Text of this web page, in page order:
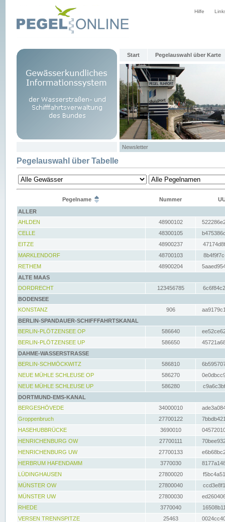
Hilfe
Start Pegelauswahl über Karte
Newsletter
Pegelauswahl über Tabelle
Pegelname Nummer
ALLER
AHLDEN
48900102
CELLE
48300105
EITZE
48900237
MARKLENDORF
48700103
RETHEM
48900204
ALTE MAAS
DORDRECHT
123456785
BODENSEE
KONSTANZ
906
BERLIN-SPANDAUER-SCHIFFFAHRTSKANAL
BERLIN-PLÖTZENSEE OP
586640
BERLIN-PLÖTZENSEE UP
586650
DAHME-WASSERSTRASSE
BERLIN-SCHMÖCKWITZ
586810
NEUE MÜHLE SCHLEUSE OP
586270
NEUE MÜHLE SCHLEUSE UP
586280
DORTMUND-EMS-KANAL
BERGESHÖVEDE
34000010
Groppenbruch
27700122
HASEHUBBRÜCKE
3690010
HENRICHENBURG OW
27700111
HENRICHENBURG UW
27700133
HERBRUM HAFENDAMM
3770030
LÜDINGHAUSEN
27800020
MÜNSTER OW
27800040
MÜNSTER UW
27800030
RHEDE
3770040
VERSEN TRENNSPITZE
25463